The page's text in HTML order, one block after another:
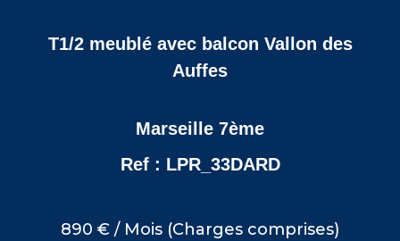
T1/2 meublé avec balcon Vallon des
Auffes
Marseille 7ème
Ref : LPR_33DARD
890 € / Mois (Charges comprises)